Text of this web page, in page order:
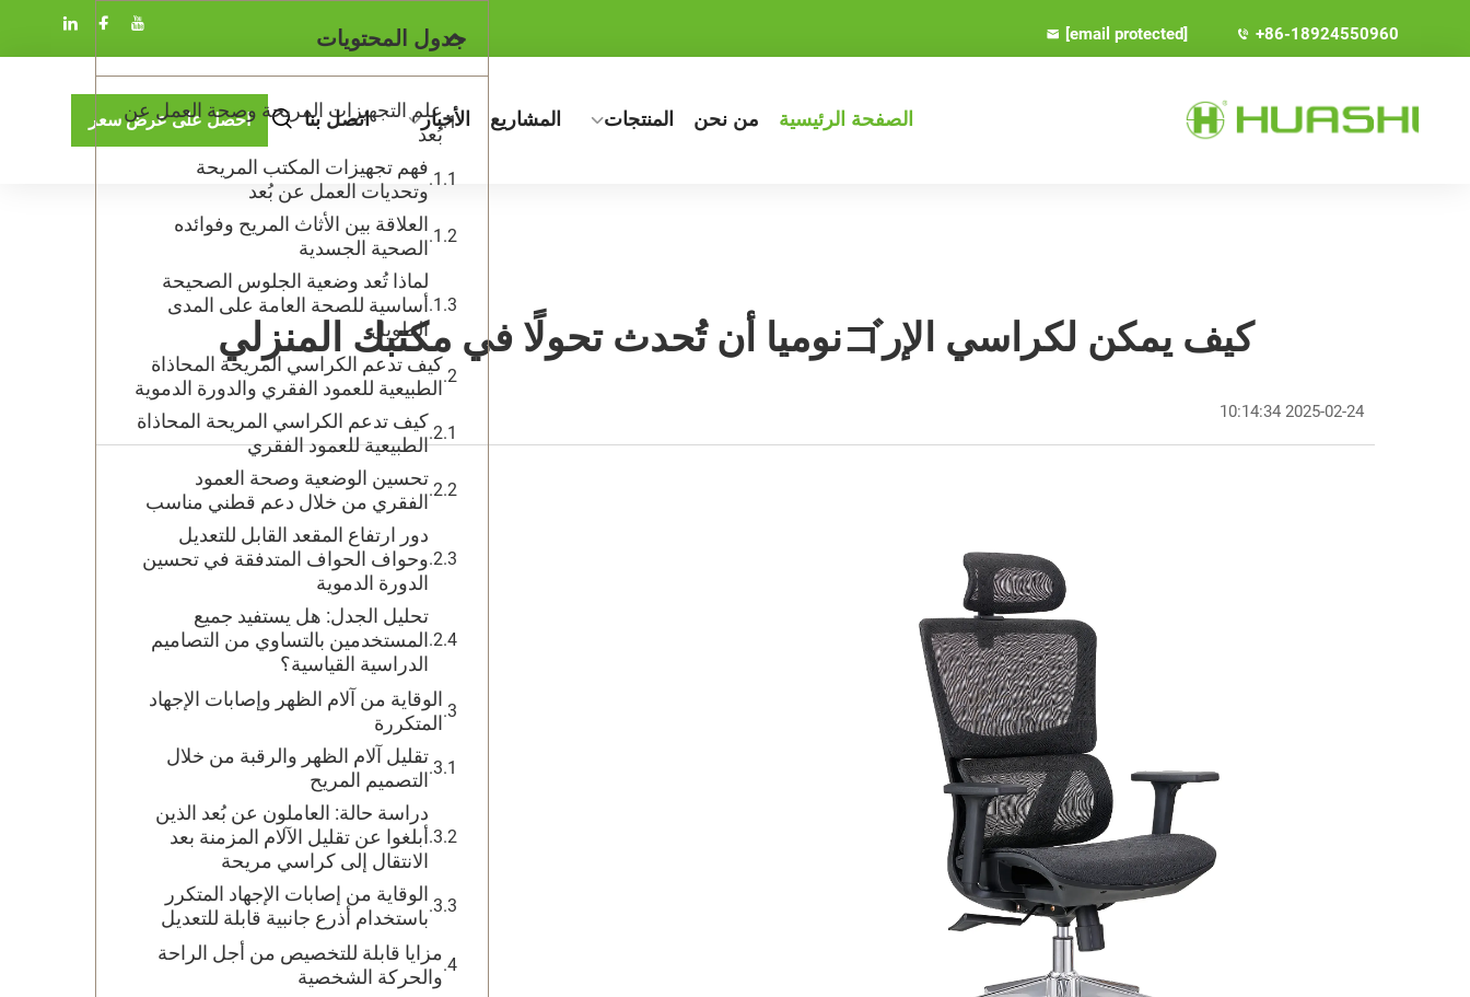
+86-18924550960
[email protected]
الصفحة الرئيسية من نحن المنتجات المشاريع الأخبار اتصل بنا احصل على عرض سعر
كيف يمكن لكراسي الإرゴنوميا أن تُحدث تحولًا في مكتبك المنزلي
2025-02-24 10:14:34
جدول المحتويات
علم التجهيزات المريحة وصحة العمل عن
بُعد
فهم تجهيزات المكتب المريحة
وتحديات العمل عن بُعد
العلاقة بين الأثاث المريح وفوائده
الصحية الجسدية
لماذا تُعد وضعية الجلوس الصحيحة
أساسية للصحة العامة على المدى
الطويل
كيف تدعم الكراسي المريحة المحاذاة
الطبيعية للعمود الفقري والدورة الدموية
كيف تدعم الكراسي المريحة المحاذاة
الطبيعية للعمود الفقري
تحسين الوضعية وصحة العمود
الفقري من خلال دعم قطني مناسب
دور ارتفاع المقعد القابل للتعديل
وحواف الحواف المتدفقة في تحسين
الدورة الدموية
تحليل الجدل: هل يستفيد جميع
المستخدمين بالتساوي من التصاميم
الدراسية القياسية؟
الوقاية من آلام الظهر وإصابات الإجهاد
المتكررة
تقليل آلام الظهر والرقبة من خلال
التصميم المريح
دراسة حالة: العاملون عن بُعد الذين
أبلغوا عن تقليل الآلام المزمنة بعد
الانتقال إلى كراسي مريحة
الوقاية من إصابات الإجهاد المتكرر
باستخدام أذرع جانبية قابلة للتعديل
مزايا قابلة للتخصيص من أجل الراحة
والحركة الشخصية